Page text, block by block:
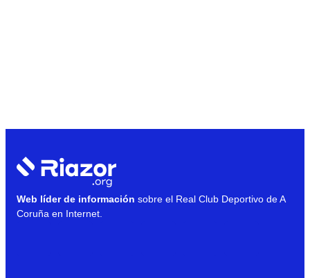
Web líder de información sobre el Real Club Deportivo de A
Coruña en Internet.